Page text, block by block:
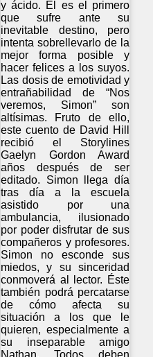
y ácido. Él es el primero
que sufre ante su
inevitable destino, pero
intenta sobrellevarlo de la
mejor forma posible y
hacer felices a los suyos.
Las dosis de emotividad y
entrañabilidad de “Nos
veremos, Simon” son
altísimas. Fruto de ello,
este cuento de David Hill
recibió el Storylines
Gaelyn Gordon Award
años después de ser
editado. Simon llega día
tras día a la escuela
asistido por una
ambulancia, ilusionado
por poder disfrutar de sus
compañeros y profesores.
Simon no esconde sus
miedos, y su sinceridad
conmoverá al lector. Éste
también podrá percatarse
de cómo afecta su
situación a los que le
quieren, especialmente a
su inseparable amigo